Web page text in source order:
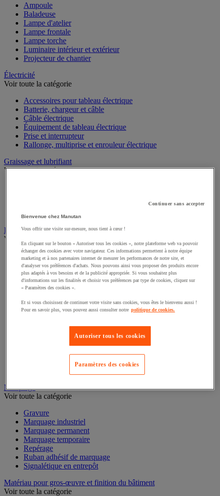
Ampoule
Baladeuse
Lampe d'atelier
Lampe frontale
Lampe torche
Luminaire intérieur et extérieur
Projecteur de chantier
Électricité
Voir toute la catégorie
Accessoires pour tableau électrique
Batterie, chargeur et câble
Câble électrique
Équipement de tableau électrique
Prise et interrupteur
Rallonge, multiprise et enrouleur électrique
Graissage et lubrifiant
Voir toute la catégorie
Outils de graissage
Instrument de mesure
Voir toute la catégorie
Balance industrielle
Compteur et compteur-métreur
Dynamomètre
Équipement optique
Instrument de mesure de laboratoire
Mesure de distance
Mesure de la vitesse
Mesure d'électricité
Mesure du temps
Mesure et repère de chantier
Mesure topographique
Mesureur et détecteur d'épaisseur
Marquage
Voir toute la catégorie
Gravure
Marquage industriel
Marquage permanent
Marquage temporaire
Repérage
Ruban adhésif de marquage
Signalétique en entrepôt
Matériau pour gros-œuvre et finition du bâtiment
Voir toute la catégorie
Continuer sans accepter
Bienvenue chez Manutan
Vous offrir une visite sur-mesure, nous tient à cœur !
En cliquant sur le bouton « Autoriser tous les cookies », notre plateforme web va pouvoir
échanger des cookies avec votre navigateur. Ces informations permettent à notre équipe
marketing et à nos partenaires internet de mesurer les performances de notre site, et
d'analyser vos préférences d'achats. Nous pouvons ainsi vous proposer des produits encore
plus adaptés à vos besoins et de la publicité appropriée. Si vous souhaitez plus
d'informations sur les finalités et choisir vos préférences par type de cookies, cliquez sur
« Paramètres des cookies ».
Et si vous choisissez de continuer votre visite sans cookies, vous êtes le bienvenu aussi !
Pour en savoir plus, vous pouvez aussi consulter notre politique de cookies.
Autoriser tous les cookies
Paramètres des cookies